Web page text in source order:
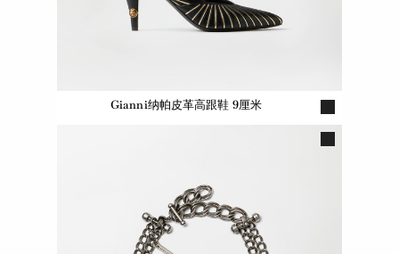
Gianni纳帕皮革高跟鞋 9厘米